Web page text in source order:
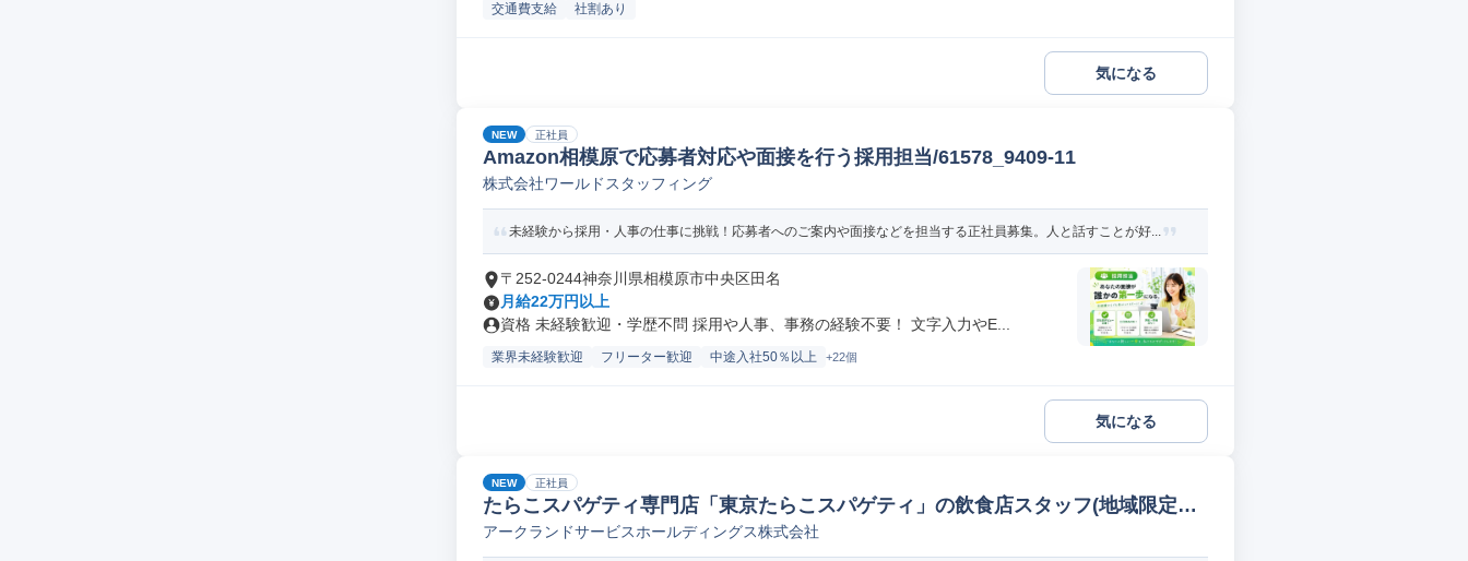
交通費支給 社割あり
気になる
NEW 正社員
Amazon相模原で応募者対応や面接を行う採用担当/61578_9409-11
株式会社ワールドスタッフィング
未経験から採用・人事の仕事に挑戦！応募者へのご案内や面接などを担当する正社員募集。人と話すことが好...
〒252-0244神奈川県相模原市中央区田名
月給22万円以上
資格 未経験歓迎・学歴不問 採用や人事、事務の経験不要！ 文字入力やE...
業界未経験歓迎 フリーター歓迎 中途入社50％以上 +22個
気になる
NEW 正社員
たらこスパゲティ専門店「東京たらこスパゲティ」の飲食店スタッフ(地域限定社
員/転勤なし)
アークランドサービスホールディングス株式会社